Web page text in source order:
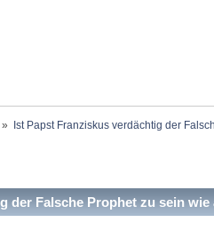
» Ist Papst Franziskus verdächtig der
der Falsche Prophet zu sein